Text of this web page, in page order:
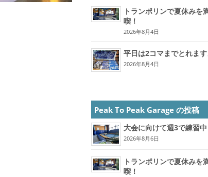
トランポリンで夏休みを
喫！
2026年8月4日
平日は2コマまでとれます
2026年8月4日
Peak To Peak Garage の投稿
大会に向けて週3で練習中
2026年8月6日
トランポリンで夏休みを
喫！